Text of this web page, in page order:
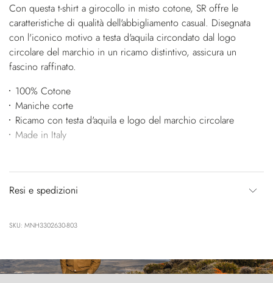
Con questa t-shirt a girocollo in misto cotone, SR offre le
caratteristiche di qualità dell'abbigliamento casual. Disegnata
con l'iconico motivo a testa d'aquila circondato dal logo
circolare del marchio in un ricamo distintivo, assicura un
fascino raffinato.
100% Cotone
Maniche corte
Ricamo con testa d'aquila e logo del marchio circolare
Made in Italy
Resi e spedizioni
SKU: MNH3302630-803